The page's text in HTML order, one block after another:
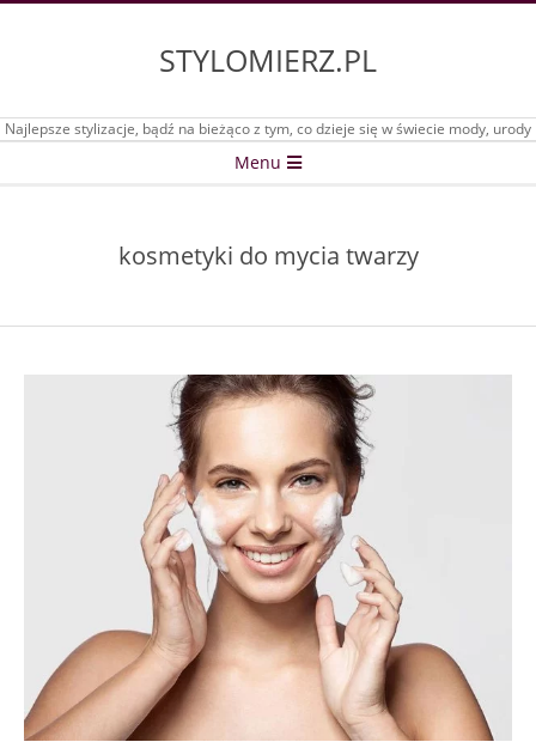
STYLOMIERZ.PL
Najlepsze stylizacje, bądź na bieżąco z tym, co dzieje się w świecie mody, urody
Menu
kosmetyki do mycia twarzy